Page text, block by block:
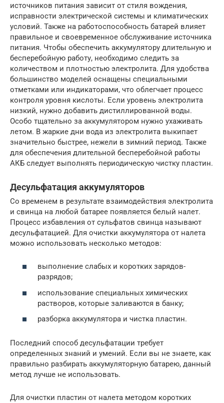
источников питания зависит от стиля вождения,
исправности электрической системы и климатических
условий. Также на работоспособность батарей влияет
правильное и своевременное обслуживание источника
питания. Чтобы обеспечить аккумулятору длительную и
бесперебойную работу, необходимо следить за
количеством и плотностью электролита. Для удобства
большинство моделей оснащены специальными
отметками или индикаторами, что облегчает процесс
контроля уровня кислоты. Если уровень электролита
низкий, нужно добавить дистиллированной воды.
Особо тщательно за аккумулятором нужно ухаживать
летом. В жаркие дни вода из электролита выкипает
значительно быстрее, нежели в зимний период. Также
для обеспечения длительной бесперебойной работы
АКБ следует выполнять периодическую чистку пластин.
Десульфатация аккумуляторов
Со временем в результате взаимодействия электролита
и свинца на любой батарее появляется белый налет.
Процесс избавления от сульфатов свинца называют
десульфатацией. Для очистки аккумулятора от налета
можно использовать несколько методов:
выполнение слабых и коротких зарядов-
разрядов;
использование специальных химических
растворов, которые заливаются в банку;
разборка аккумулятора и чистка пластин.
Последний способ десульфатации требует
определенных знаний и умений. Если вы не знаете, как
правильно разбирать аккумуляторную батарею, данный
метод лучше не использовать.
Для очистки пластин от налета методом коротких